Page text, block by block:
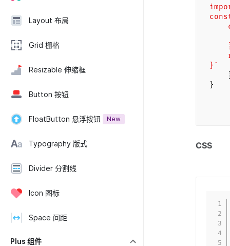
Layout 布局
Grid 栅格
Resizable 伸缩框
Button 按钮
FloatButton 悬浮按钮 New
Typography 版式
Divider 分割线
Icon 图标
Space 间距
Plus 组件
}`
}/
}
CSS